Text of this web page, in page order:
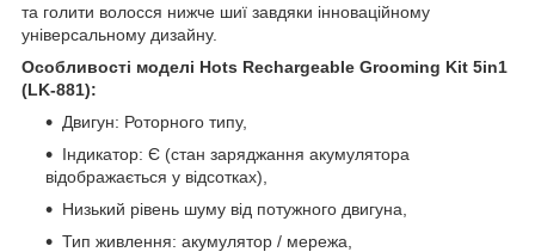
та голити волосся нижче шиї завдяки інноваційному
універсальному дизайну.
Особливості моделі Hots Rechargeable Grooming Kit 5in1
(LK-881):
Двигун: Роторного типу,
Індикатор: Є (стан заряджання акумулятора
відображається у відсотках),
Низький рівень шуму від потужного двигуна,
Тип живлення: акумулятор / мережа,